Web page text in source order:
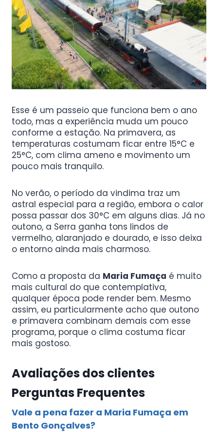
Esse é um passeio que funciona bem o ano
todo, mas a experiência muda um pouco
conforme a estação. Na primavera, as
temperaturas costumam ficar entre 15°C e
25°C, com clima ameno e movimento um
pouco mais tranquilo.
No verão, o período da vindima traz um
astral especial para a região, embora o calor
possa passar dos 30°C em alguns dias. Já no
outono, a Serra ganha tons lindos de
vermelho, alaranjado e dourado, e isso deixa
o entorno ainda mais charmoso.
Como a proposta da Maria Fumaça é muito
mais cultural do que contemplativa,
qualquer época pode render bem. Mesmo
assim, eu particularmente acho que outono
e primavera combinam demais com esse
programa, porque o clima costuma ficar
mais gostoso.
Avaliações dos clientes
Perguntas Frequentes
Vale a pena fazer a Maria Fumaça em
Bento Gonçalves?